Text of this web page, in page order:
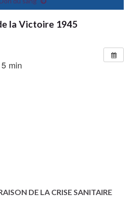
la Victoire 1945
min
DE LA CRISE SANITAIRE